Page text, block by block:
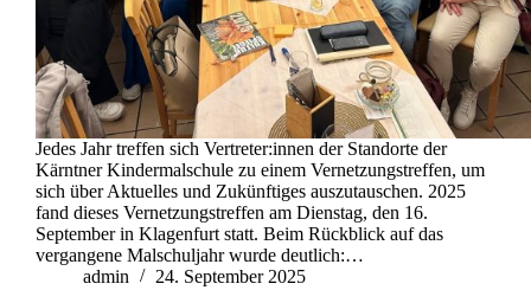
Jedes Jahr treffen sich Vertreter:innen der Standorte der
Kärntner Kindermalschule zu einem Vernetzungstreffen, um
sich über Aktuelles und Zukünftiges auszutauschen. 2025
fand dieses Vernetzungstreffen am Dienstag, den 16.
September in Klagenfurt statt. Beim Rückblick auf das
vergangene Malschuljahr wurde deutlich:…
admin
24. September 2025